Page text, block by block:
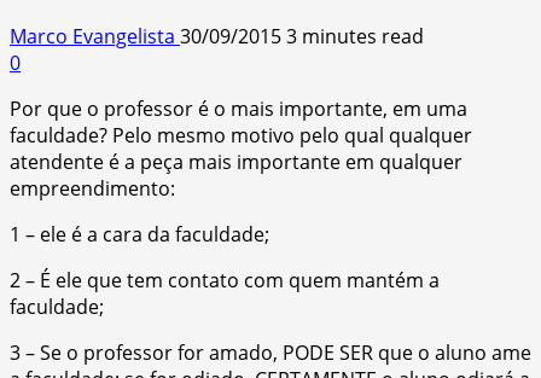
Marco Evangelista 30/09/20153 minutes read
0
Por que o professor é o mais importante, em uma
faculdade? Pelo mesmo motivo pelo qual qualquer
atendente é a peça mais importante em qualquer
empreendimento:
1 – ele é a cara da faculdade;
2 – É ele que tem contato com quem mantém a
faculdade;
3 – Se o professor for amado, PODE SER que o aluno ame